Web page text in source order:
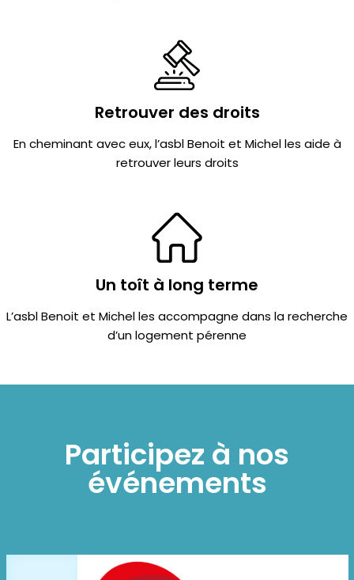
Retrouver des droits
En cheminant avec eux, l’asbl Benoit et Michel les aide à
retrouver leurs droits
Un toît à long terme
L’asbl Benoit et Michel les accompagne dans la recherche
d’un logement pérenne
Participez à nos
événements